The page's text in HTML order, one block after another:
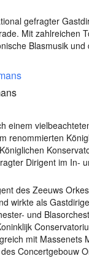
gefragter
Mit zahlreichen
Blasmusik
einem
renommierten
Dirigent im In-
des Zeeuws
wirkte als
und
mit Massenets
Concertgebouw